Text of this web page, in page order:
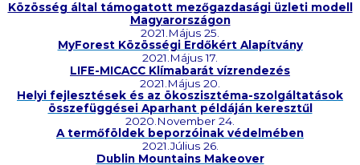
Közösség által támogatott mezőgazdasági üzleti modell
Magyarországon
2021.Május 25.
MyForest Közösségi Erdőkért Alapítvány
2021.Május 17.
LIFE-MICACC Klímabarát vízrendezés
2021.Május 20.
Helyi fejlesztések és az ökoszisztéma-szolgáltatások
összefüggései Aparhant példáján keresztűl
2020.November 24.
A termőföldek beporzóinak védelmében
2021.Július 26.
Dublin Mountains Makeover